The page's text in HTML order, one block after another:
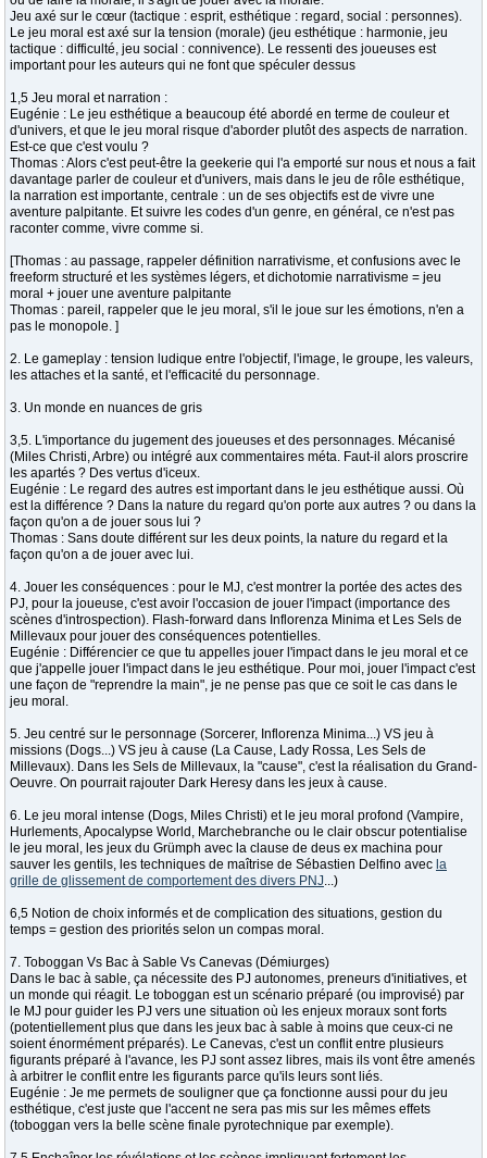
Jeu axé sur le cœur (tactique : esprit, esthétique : regard, social : personnes).
Le jeu moral est axé sur la tension (morale) (jeu esthétique : harmonie, jeu
tactique : difficulté, jeu social : connivence). Le ressenti des joueuses est
important pour les auteurs qui ne font que spéculer dessus
1,5 Jeu moral et narration :
Eugénie : Le jeu esthétique a beaucoup été abordé en terme de couleur et
d'univers, et que le jeu moral risque d'aborder plutôt des aspects de narration.
Est-ce que c'est voulu ?
Thomas : Alors c'est peut-être la geekerie qui l'a emporté sur nous et nous a fait
davantage parler de couleur et d'univers, mais dans le jeu de rôle esthétique,
la narration est importante, centrale : un de ses objectifs est de vivre une
aventure palpitante. Et suivre les codes d'un genre, en général, ce n'est pas
raconter comme, vivre comme si.
[Thomas : au passage, rappeler définition narrativisme, et confusions avec le
freeform structuré et les systèmes légers, et dichotomie narrativisme = jeu
moral + jouer une aventure palpitante
Thomas : pareil, rappeler que le jeu moral, s'il le joue sur les émotions, n'en a
pas le monopole. ]
2. Le gameplay : tension ludique entre l'objectif, l'image, le groupe, les valeurs,
les attaches et la santé, et l'efficacité du personnage.
3. Un monde en nuances de gris
3,5. L'importance du jugement des joueuses et des personnages. Mécanisé
(Miles Christi, Arbre) ou intégré aux commentaires méta. Faut-il alors proscrire
les apartés ? Des vertus d'iceux.
Eugénie : Le regard des autres est important dans le jeu esthétique aussi. Où
est la différence ? Dans la nature du regard qu'on porte aux autres ? ou dans la
façon qu'on a de jouer sous lui ?
Thomas : Sans doute différent sur les deux points, la nature du regard et la
façon qu'on a de jouer avec lui.
4. Jouer les conséquences : pour le MJ, c'est montrer la portée des actes des
PJ, pour la joueuse, c'est avoir l'occasion de jouer l'impact (importance des
scènes d'introspection). Flash-forward dans Inflorenza Minima et Les Sels de
Millevaux pour jouer des conséquences potentielles.
Eugénie : Différencier ce que tu appelles jouer l'impact dans le jeu moral et ce
que j'appelle jouer l'impact dans le jeu esthétique. Pour moi, jouer l'impact c'est
une façon de "reprendre la main", je ne pense pas que ce soit le cas dans le
jeu moral.
5. Jeu centré sur le personnage (Sorcerer, Inflorenza Minima...) VS jeu à
missions (Dogs...) VS jeu à cause (La Cause, Lady Rossa, Les Sels de
Millevaux). Dans les Sels de Millevaux, la "cause", c'est la réalisation du Grand-
Oeuvre. On pourrait rajouter Dark Heresy dans les jeux à cause.
6. Le jeu moral intense (Dogs, Miles Christi) et le jeu moral profond (Vampire,
Hurlements, Apocalypse World, Marchebranche ou le clair obscur potentialise
le jeu moral, les jeux du Grümph avec la clause de deus ex machina pour
sauver les gentils, les techniques de maîtrise de Sébastien Delfino avec la
grille de glissement de comportement des divers PNJ...)
6,5 Notion de choix informés et de complication des situations, gestion du
temps = gestion des priorités selon un compas moral.
7. Toboggan Vs Bac à Sable Vs Canevas (Démiurges)
Dans le bac à sable, ça nécessite des PJ autonomes, preneurs d'initiatives, et
un monde qui réagit. Le toboggan est un scénario préparé (ou improvisé) par
le MJ pour guider les PJ vers une situation où les enjeux moraux sont forts
(potentiellement plus que dans les jeux bac à sable à moins que ceux-ci ne
soient énormément préparés). Le Canevas, c'est un conflit entre plusieurs
figurants préparé à l'avance, les PJ sont assez libres, mais ils vont être amenés
à arbitrer le conflit entre les figurants parce qu'ils leurs sont liés.
Eugénie : Je me permets de souligner que ça fonctionne aussi pour du jeu
esthétique, c'est juste que l'accent ne sera pas mis sur les mêmes effets
(toboggan vers la belle scène finale pyrotechnique par exemple).